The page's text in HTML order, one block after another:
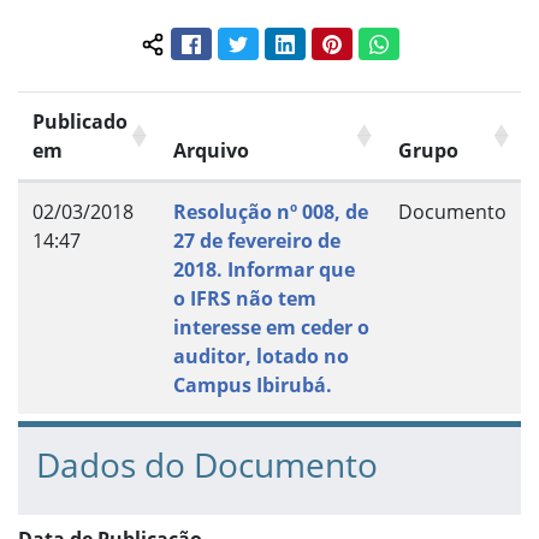
Compartilhar conteúdo:
FacebookTwitterLinkedInPinterestWhatsApp
Publicado
em
Arquivo Grupo
02/03/2018
14:47
Resolução nº 008, de
27 de fevereiro de
2018. Informar que
o IFRS não tem
interesse em ceder o
auditor, lotado no
Campus Ibirubá.
Documento
Dados do Documento